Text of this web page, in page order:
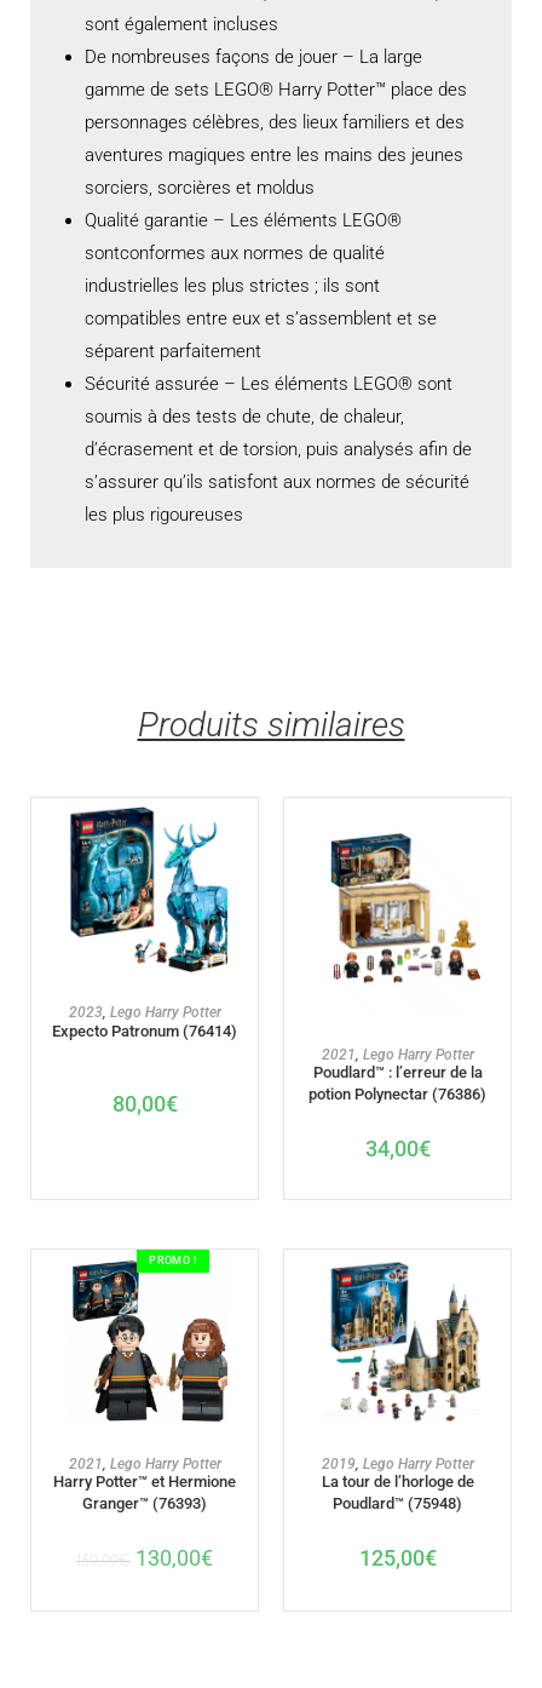
sont également incluses
De nombreuses façons de jouer – La large
gamme de sets LEGO® Harry Potter™ place des
personnages célèbres, des lieux familiers et des
aventures magiques entre les mains des jeunes
sorciers, sorcières et moldus
Qualité garantie – Les éléments LEGO®
sontconformes aux normes de qualité
industrielles les plus strictes ; ils sont
compatibles entre eux et s’assemblent et se
séparent parfaitement
Sécurité assurée – Les éléments LEGO® sont
soumis à des tests de chute, de chaleur,
d’écrasement et de torsion, puis analysés afin de
s’assurer qu’ils satisfont aux normes de sécurité
les plus rigoureuses
Produits similaires
AJOUTER AU PANIER
2023, Lego Harry Potter
Expecto Patronum (76414)
80,00€
AJOUTER AU PANIER
2021, Lego Harry Potter
Poudlard™ : l’erreur de la
potion Polynectar (76386)
34,00€
PROMO !
AJOUTER AU PANIER
2021 Lego Harry Potter
Harry Potter™ et Hermione
Granger™ (76393)
139,99€ 130,00€
AJOUTER AU PANIER
2019 Lego Harry Potter
La tour de l’horloge de
Poudlard™ (75948)
125,00€